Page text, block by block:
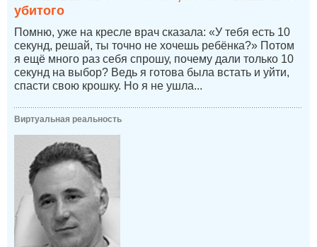
убитого
Помню, уже на кресле врач сказала: «У тебя есть 10
секунд, решай, ты точно не хочешь ребёнка?» Потом
я ещё много раз себя спрошу, почему дали только 10
секунд на выбор? Ведь я готова была встать и уйти,
спасти свою крошку. Но я не ушла...
Виртуальная реальность